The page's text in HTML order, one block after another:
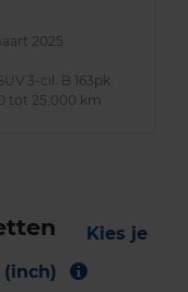
2025
3-cil. B 163pk
tot 25.000 km
Kies je